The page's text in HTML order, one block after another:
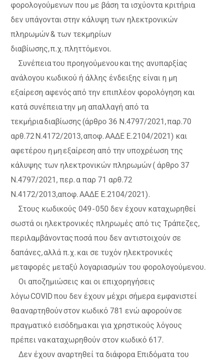
φορολογούμενων που με βάση τα ισχύοντα κριτήρια
δεν υπάγονται στην κάλυψη των ηλεκτρονικών
πληρωμών & των τεκμηρίων
διαβίωσης, π.χ. πληττόμενοι.
Συνέπεια του προηγούμενου και της ανυπαρξίας
ανάλογου κωδικού ή άλλης ένδειξης είναι η μη
εξαίρεση αφενός από την επιπλέον φορολόγηση και
κατά συνέπεια την μη απαλλαγή από τα
τεκμήρια διαβίωσης (άρθρο 36 Ν.4797/2021, παρ.70
αρθ.72 Ν.4172/2013, αποφ. ΑΑΔΕ Ε.2104/2021) και
αφετέρου η μη εξαίρεση από την υποχρέωση της
κάλυψης των ηλεκτρονικών πληρωμών ( άρθρο 37
Ν.4797/2021, περ. α παρ 71 αρθ.72
Ν.4172/2013,αποφ. ΑΑΔΕ Ε.2104/2021).
Στους κωδικούς 049 - 050 δεν έχουν καταχωρηθεί
σωστά οι ηλεκτρονικές πληρωμές από τις Τράπεζες,
περιλαμβάνοντας ποσά που δεν αντιστοιχούν σε
δαπάνες, αλλά π.χ. και σε τυχόν ηλεκτρονικές
μεταφορές μεταξύ λογαριασμών του φορολογούμενου.
Οι αποζημιώσεις και οι επιχορηγήσεις
λόγω COVID που δεν έχουν μέχρι σήμερα εμφανιστεί
θα αναρτηθούν στον κωδικό 781 ενώ αφορούν σε
πραγματικό εισόδημα και για χρηστικούς λόγους
πρέπει να καταχωρηθούν στον κωδικό 617.
Δεν έχουν αναρτηθεί τα διάφορα Επιδόματα του